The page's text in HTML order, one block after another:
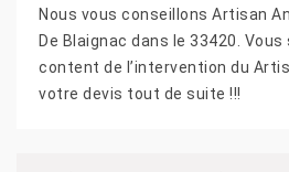
Nous vous conseillons Artisan
De Blaignac dans le 33420.
content de l’intervention du
votre devis tout de suite !!!